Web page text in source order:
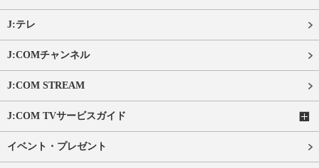
J:テレ
J:COMチャンネル
J:COM STREAM
J:COM TVサービスガイド
イベント・プレゼント